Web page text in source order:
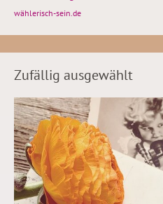
wählerisch-sein.de
Zufällig ausgewählt